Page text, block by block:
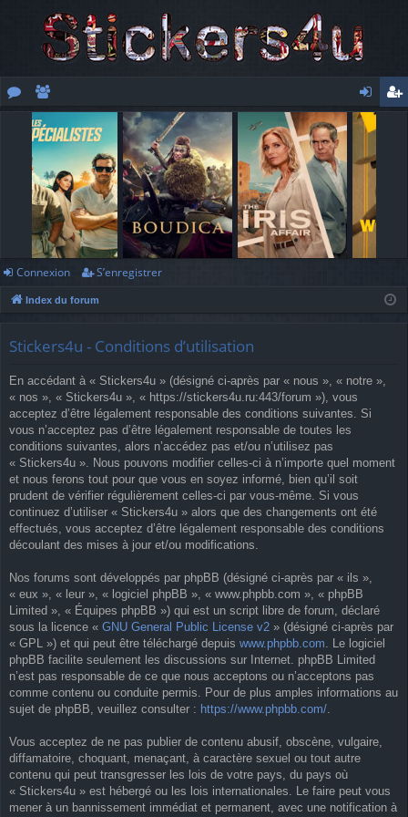
e
m
br
es
o
n
ne
xi
Connexion S’enregistrer
Index du forum
Stickers4u - Conditions d’utilisation
En accédant à « Stickers4u » (désigné ci-après par « nous », « notre »,
« nos », « Stickers4u », « https://stickers4u.ru:443/forum »), vous
acceptez d’être légalement responsable des conditions suivantes. Si
vous n’acceptez pas d’être légalement responsable de toutes les
conditions suivantes, alors n’accédez pas et/ou n’utilisez pas
« Stickers4u ». Nous pouvons modifier celles-ci à n’importe quel moment
et nous ferons tout pour que vous en soyez informé, bien qu’il soit
prudent de vérifier régulièrement celles-ci par vous-même. Si vous
continuez d’utiliser « Stickers4u » alors que des changements ont été
effectués, vous acceptez d’être légalement responsable des conditions
découlant des mises à jour et/ou modifications.
Nos forums sont développés par phpBB (désigné ci-après par « ils »,
« eux », « leur », « logiciel phpBB », « www.phpbb.com », « phpBB
Limited », « Équipes phpBB ») qui est un script libre de forum, déclaré
sous la licence « GNU General Public License v2 » (désigné ci-après par
« GPL ») et qui peut être téléchargé depuis www.phpbb.com . Le logiciel
phpBB facilite seulement les discussions sur Internet. phpBB Limited
n’est pas responsable de ce que nous acceptons ou n’acceptons pas
comme contenu ou conduite permis. Pour de plus amples informations au
sujet de phpBB, veuillez consulter : https://www.phpbb.com/
Vous acceptez de ne pas publier de contenu abusif, obscène, vulgaire,
diffamatoire, choquant, menaçant, à caractère sexuel ou tout autre
contenu qui peut transgresser les lois de votre pays, du pays où
« Stickers4u » est hébergé ou les lois internationales. Le faire peut vous
mener à un bannissement immédiat et permanent, avec une notification à